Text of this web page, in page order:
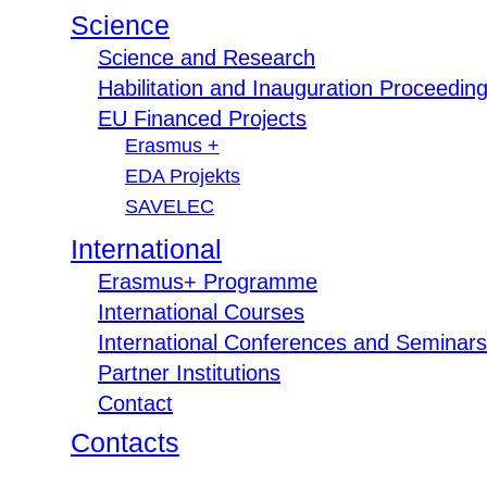
Science
Science and Research
Habilitation and Inauguration
EU Financed Projects
Erasmus +
EDA Projekts
SAVELEC
International
Erasmus+ Programme
International Courses
International Conferences and Seminars
Partner Institutions
Contact
Contacts